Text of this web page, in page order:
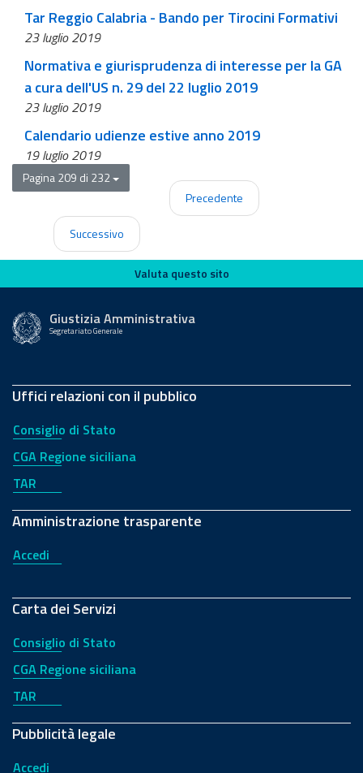
Tar Reggio Calabria - Bando per Tirocini Formativi
23 luglio 2019
Normativa e giurisprudenza di interesse per la GA
a cura dell'US n. 29 del 22 luglio 2019
23 luglio 2019
Calendario udienze estive anno 2019
19 luglio 2019
Pagina 209 di 232
Precedente
Successivo
Valuta questo sito
Valuta questo sito
Giustizia Amministrativa
Segretariato Generale
Uffici relazioni con il pubblico
Consiglio di Stato
CGA Regione siciliana
TAR
Amministrazione trasparente
Accedi
Carta dei Servizi
Consiglio di Stato
CGA Regione siciliana
TAR
Pubblicità legale
Accedi